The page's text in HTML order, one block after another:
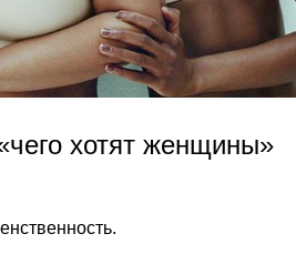
хотят женщины»